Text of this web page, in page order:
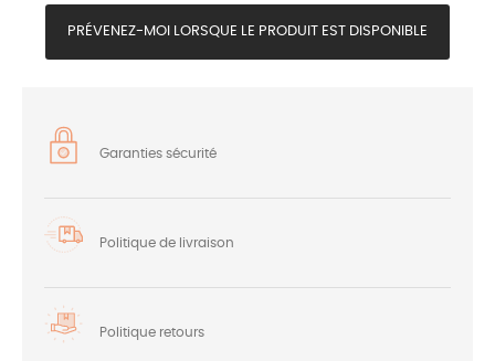
PRÉVENEZ-MOI LORSQUE LE PRODUIT EST DISPONIBLE
Garanties sécurité
Politique de livraison
Politique retours